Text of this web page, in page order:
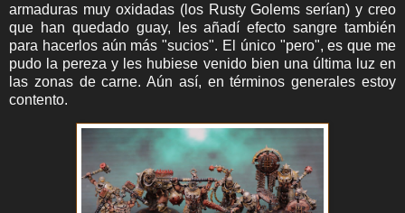
armaduras muy oxidadas (los Rusty Golems serían) y creo
que han quedado guay, les añadí efecto sangre también
para hacerlos aún más "sucios". El único "pero", es que me
pudo la pereza y les hubiese venido bien una última luz en
las zonas de carne. Aún así, en términos generales estoy
contento.